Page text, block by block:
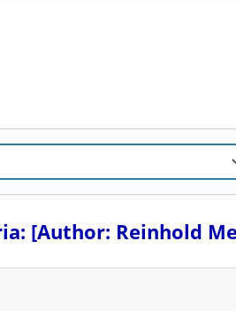
[Author: Reinhold